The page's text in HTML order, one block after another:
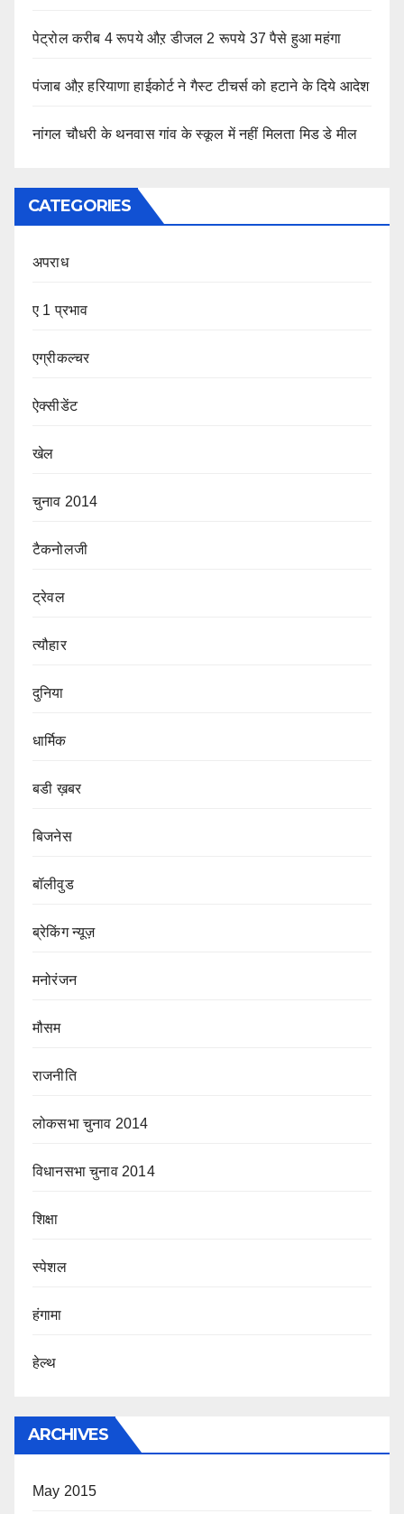
पेट्रोल करीब 4 रूपये औऱ डीजल 2 रूपये 37 पैसे हुआ महंगा
पंजाब औऱ हरियाणा हाईकोर्ट ने गैस्ट टीचर्स को हटाने के दिये आदेश
नांगल चौधरी के थनवास गांव के स्कूल में नहीं मिलता मिड डे मील
CATEGORIES
अपराध
ए 1 प्रभाव
एग्रीकल्चर
ऐक्सीडेंट
खेल
चुनाव 2014
टैकनोलजी
ट्रेवल
त्यौहार
दुनिया
धार्मिक
बडी ख़बर
बिजनेस
बॉलीवुड
ब्रेकिंग न्यूज़
मनोरंजन
मौसम
राजनीति
लोकसभा चुनाव 2014
विधानसभा चुनाव 2014
शिक्षा
स्पेशल
हंगामा
हेल्थ
ARCHIVES
May 2015